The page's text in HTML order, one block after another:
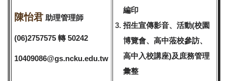
陳怡君 助理管理師
(06)2757575 轉 50242
10409086@gs.ncku.edu.tw
編印
招生宣傳影音、活動(校園
博覽會、高中蒞校參訪、
高中入校講座)及庶務管理
彙整